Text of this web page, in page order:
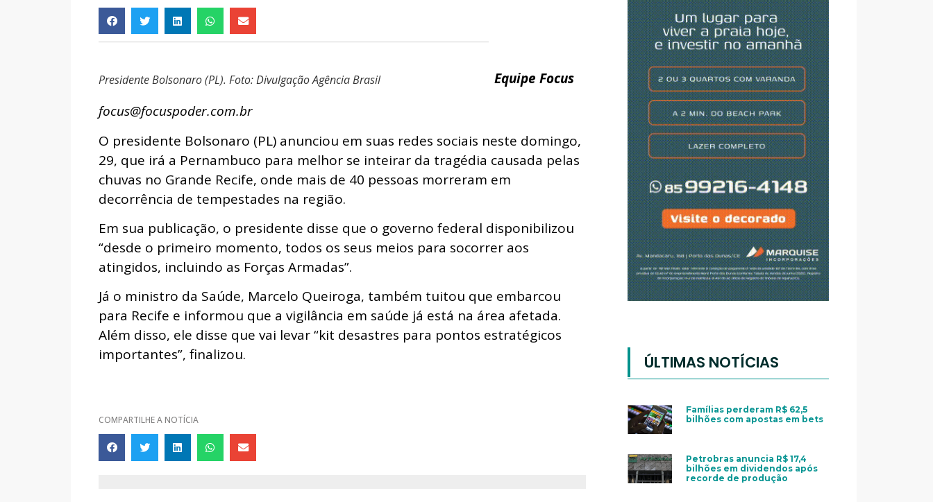
Presidente Bolsonaro (PL). Foto: Divulgação Agência Brasil
Equipe Focus
focus@focuspoder.com.br
O presidente Bolsonaro (PL) anunciou em suas redes sociais neste domingo,
29, que irá a Pernambuco para melhor se inteirar da tragédia causada pelas
chuvas no Grande Recife, onde mais de 40 pessoas morreram em
decorrência de tempestades na região.
Em sua publicação, o presidente disse que o governo federal disponibilizou
“desde o primeiro momento, todos os seus meios para socorrer aos
atingidos, incluindo as Forças Armadas”.
Já o ministro da Saúde, Marcelo Queiroga, também tuitou que embarcou
para Recife e informou que a vigilância em saúde já está na área afetada.
Além disso, ele disse que vai levar “kit desastres para pontos estratégicos
importantes”, finalizou.
COMPARTILHE A NOTÍCIA
ÚLTIMAS NOTÍCIAS
Famílias perderam R$ 62,5
bilhões com apostas em bets
Petrobras anuncia R$ 17,4
bilhões em dividendos após
recorde de produção